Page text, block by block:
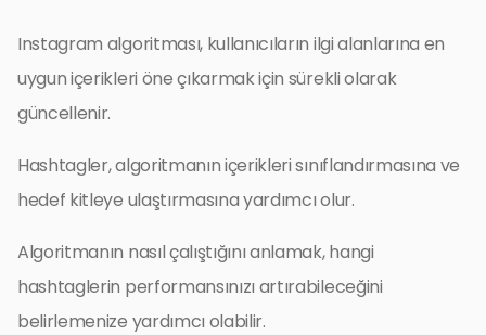
Instagram algoritması, kullanıcıların ilgi alanlarına en
uygun içerikleri öne çıkarmak için sürekli olarak
güncellenir.
Hashtagler, algoritmanın içerikleri sınıflandırmasına ve
hedef kitleye ulaştırmasına yardımcı olur.
Algoritmanın nasıl çalıştığını anlamak, hangi
hashtaglerin performansınızı artırabileceğini
belirlemenize yardımcı olabilir.